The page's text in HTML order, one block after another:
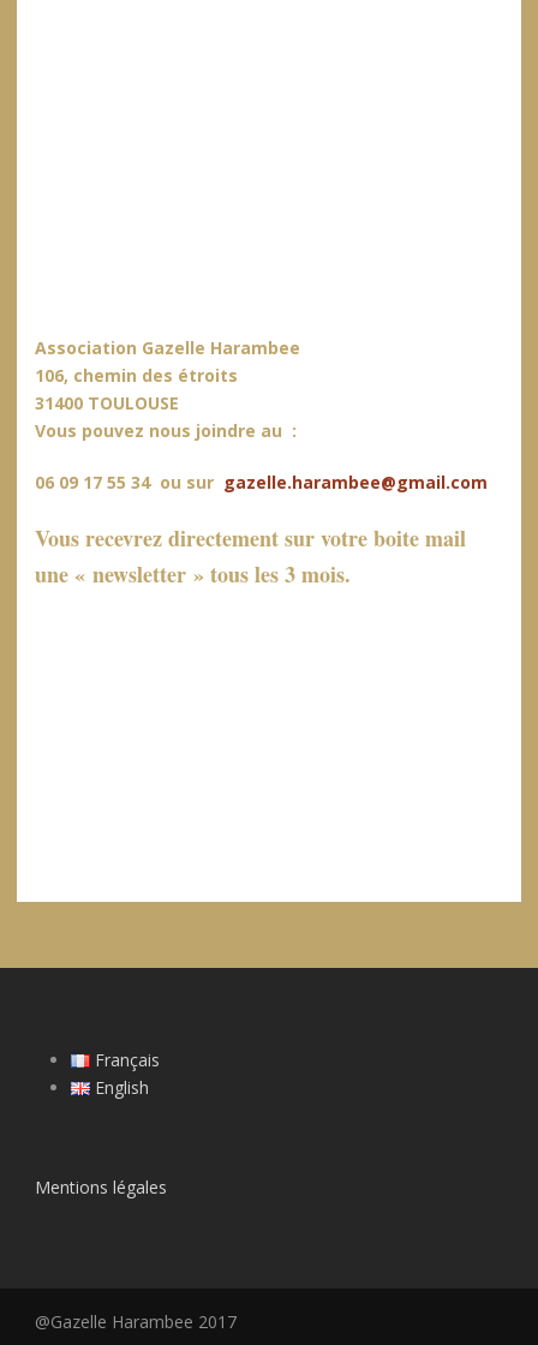
Association Gazelle Harambee
106, chemin des étroits
31400 TOULOUSE
Vous pouvez nous joindre au :
06 09 17 55 34 ou sur gazelle.harambee@gmail.com
Vous recevrez directement sur votre boite mail
une « newsletter » tous les 3 mois.
Français
English
Mentions légales
@Gazelle Harambee 2017